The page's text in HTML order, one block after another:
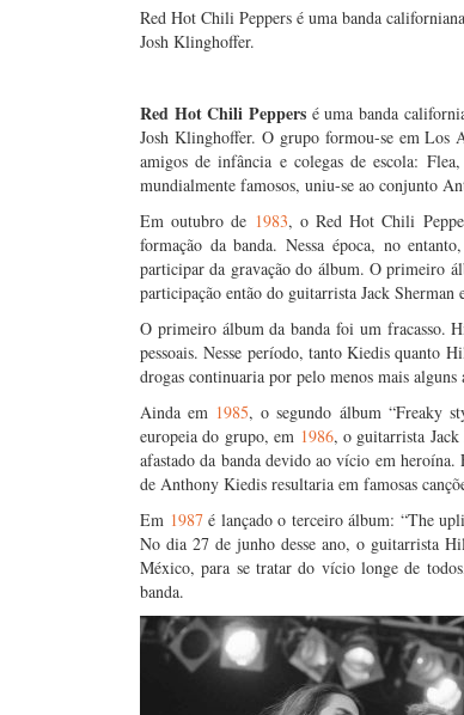
Red Hot Chili Peppers é uma banda
Josh Klinghoffer.
Red Hot Chili Peppers é uma banda
Josh Klinghoffer. O grupo formou-se em Los
amigos de infância e colegas de escola:
mundialmente famosos, uniu-se ao conjunto
Em outubro de 1983, o Red Hot Chili
formação da banda. Nessa época, no
participar da gravação do álbum. O primeiro
participação então do guitarrista Jack
O primeiro álbum da banda foi um fracasso.
pessoais. Nesse período, tanto Kiedis quanto
drogas continuaria por pelo menos mais
Ainda em 1985, o segundo álbum “Freaky
europeia do grupo, em 1986, o guitarrista
afastado da banda devido ao vício em
de Anthony Kiedis resultaria em famosas
Em 1987é lançado o terceiro álbum: “The
No dia 27 de junho desse ano, o guitarrista
México, para se tratar do vício longe de
banda.